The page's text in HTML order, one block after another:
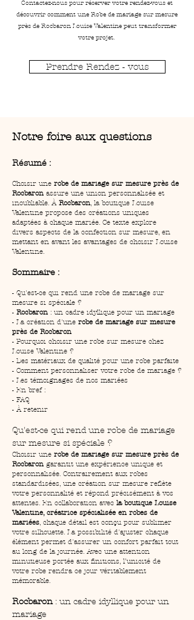
Contactez-nous pour réserver votre rendez-vous et
découvrir comment une Robe de mariage sur mesure
près de Rocbaron Louise Valentine peut transformer
votre projet.
Prendre Rendez - vous
Notre foire aux questions
Résumé :
Choisir une robe de mariage sur mesure près de
Rocbaron assure une union personnalisée et
inoubliable. À Rocbaron, la boutique Louise
Valentine propose des créations uniques
adaptées à chaque mariée. Ce texte explore
divers aspects de la confection sur mesure, en
mettant en avant les avantages de choisir Louise
Valentine.
Sommaire :
- Qu'est-ce qui rend une robe de mariage sur
mesure si spéciale ?
- Rocbaron : un cadre idyllique pour un mariage
- La création d'une robe de mariage sur mesure
près de Rocbaron
- Pourquoi choisir une robe sur mesure chez
Louise Valentine ?
- Des matériaux de qualité pour une robe parfaite
- Comment personnaliser votre robe de mariage ?
- Les témoignages de nos mariées
- En bref :
- FAQ
- À retenir
Qu'est-ce qui rend une robe de mariage
sur mesure si spéciale ?
Choisir une robe de mariage sur mesure près de
Rocbaron garantit une expérience unique et
personnalisée. Contrairement aux robes
standardisées, une création sur mesure reflète
votre personnalité et répond précisément à vos
attentes. En collaboration avec la boutique Louise
Valentine, créatrice spécialisée en robes de
mariées, chaque détail est conçu pour sublimer
votre silhouette. La possibilité d'ajuster chaque
élément permet d'assurer un confort parfait tout
au long de la journée. Avec une attention
minutieuse portée aux finitions, l’unicité de
votre robe rendra ce jour véritablement
mémorable.
Rocbaron : un cadre idyllique pour un
mariage